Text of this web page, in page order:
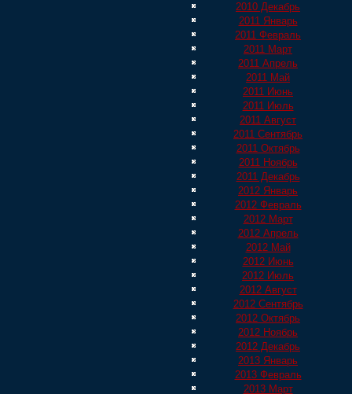
2010 Декабрь
2011 Январь
2011 Февраль
2011 Март
2011 Апрель
2011 Май
2011 Июнь
2011 Июль
2011 Август
2011 Сентябрь
2011 Октябрь
2011 Ноябрь
2011 Декабрь
2012 Январь
2012 Февраль
2012 Март
2012 Апрель
2012 Май
2012 Июнь
2012 Июль
2012 Август
2012 Сентябрь
2012 Октябрь
2012 Ноябрь
2012 Декабрь
2013 Январь
2013 Февраль
2013 Март